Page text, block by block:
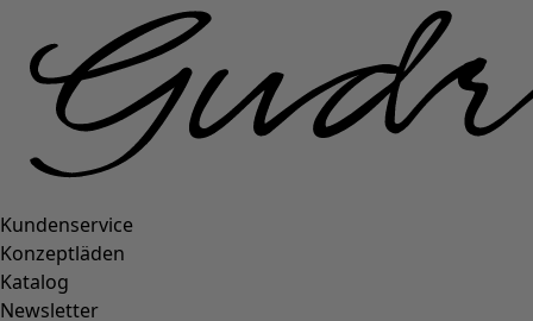
Kundenservice
Konzeptläden
Katalog
Newsletter